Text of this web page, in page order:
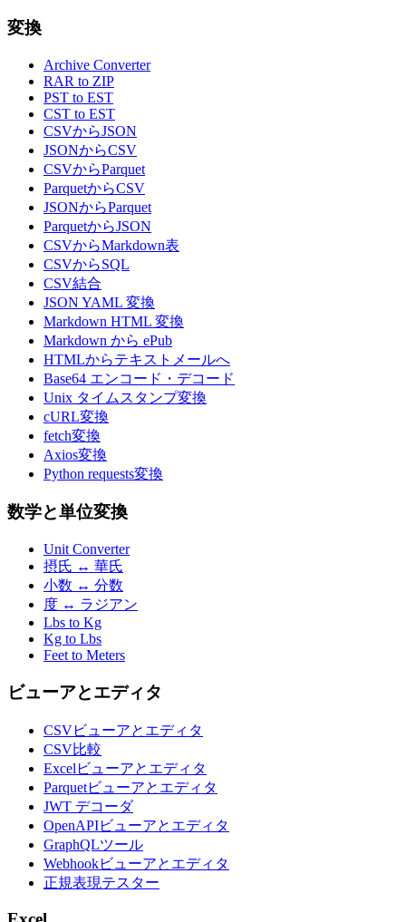
変換
Archive Converter
RAR to ZIP
PST to EST
CST to EST
CSVからJSON
JSONからCSV
CSVからParquet
ParquetからCSV
JSONからParquet
ParquetからJSON
CSVからMarkdown表
CSVからSQL
CSV結合
JSON YAML 変換
Markdown HTML 変換
Markdown から ePub
HTMLからテキストメールへ
Base64 エンコード・デコード
Unix タイムスタンプ変換
cURL変換
fetch変換
Axios変換
Python requests変換
数学と単位変換
Unit Converter
摂氏 ↔ 華氏
小数 ↔ 分数
度 ↔ ラジアン
Lbs to Kg
Kg to Lbs
Feet to Meters
ビューアとエディタ
CSVビューアとエディタ
CSV比較
Excelビューアとエディタ
Parquetビューアとエディタ
JWT デコーダ
OpenAPIビューアとエディタ
GraphQLツール
Webhookビューアとエディタ
正規表現テスター